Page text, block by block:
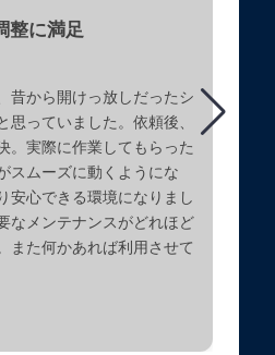
整に満足
昔から開けっ放しだったシ
思っていました。依頼後、
。実際に作業してもらった
スムーズに動くようにな
安心できる環境になりまし
なメンテナンスがどれほど
また何かあれば利用させて